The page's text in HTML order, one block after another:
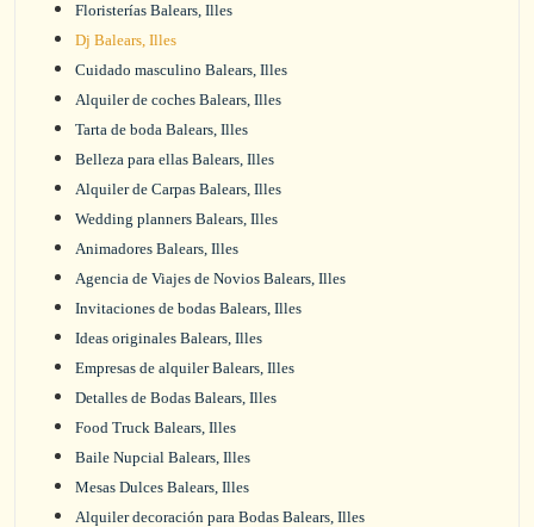
Floristerías Balears, Illes
Dj Balears, Illes
Cuidado masculino Balears, Illes
Alquiler de coches Balears, Illes
Tarta de boda Balears, Illes
Belleza para ellas Balears, Illes
Alquiler de Carpas Balears, Illes
Wedding planners Balears, Illes
Animadores Balears, Illes
Agencia de Viajes de Novios Balears, Illes
Invitaciones de bodas Balears, Illes
Ideas originales Balears, Illes
Empresas de alquiler Balears, Illes
Detalles de Bodas Balears, Illes
Food Truck Balears, Illes
Baile Nupcial Balears, Illes
Mesas Dulces Balears, Illes
Alquiler decoración para Bodas Balears, Illes